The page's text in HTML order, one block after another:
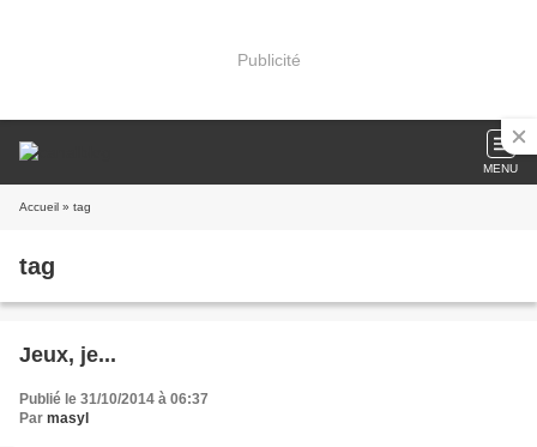
Publicité
MENU
Accueil » tag
tag
Jeux, je...
Publié le 31/10/2014 à 06:37
Par masyl